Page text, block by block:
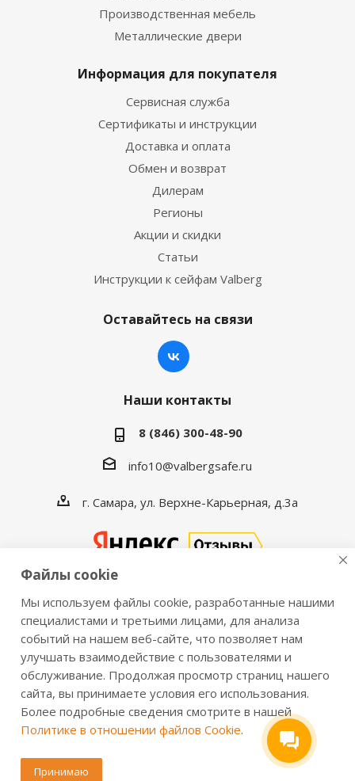
Производственная мебель
Металлические двери
Информация для покупателя
Сервисная служба
Сертификаты и инструкции
Доставка и оплата
Обмен и возврат
Дилерам
Регионы
Акции и скидки
Статьи
Инструкции к сейфам Valberg
Оставайтесь на связи
Наши контакты
8 (846) 300-48-90
info10@valbergsafe.ru
г. Самара, ул. Верхне-Карьерная, д.3а
2016-2026 © VALBERGSAFE.RU — Интернет-магазин
сейфов Valberg и металлической мебели Практик.
Продажа сейфов для дома и офиса, металлических
шкафов, стеллажей, металлических дверей.
Информация о розничных ценах, технических
характеристиках, наличии на складе носит справочный
характер и не является публичной офертой,
определяемой положениями из Статьи 437 ч.2 ГК РФ.
Файлы cookie
Мы используем файлы cookie, разработанные нашими
специалистами и третьими лицами, для анализа
событий на нашем веб-сайте, что позволяет нам
улучшать взаимодействие с пользователями и
обслуживание. Продолжая просмотр страниц нашего
сайта, вы принимаете условия его использования.
Более подробные сведения смотрите в нашей
Политике в отношении файлов Cookie.
Принимаю